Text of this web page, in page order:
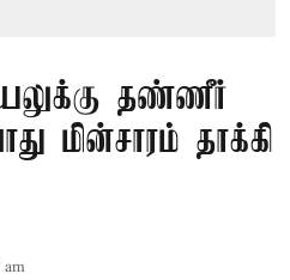
தண்ணீர்
மின்சாரம் தாக்கி